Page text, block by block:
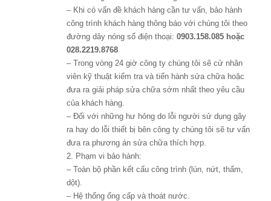
– Khi có vấn đề khách hàng cần tư vấn, bảo hành
công trình khách hàng thông báo với chúng tôi theo
đường dây nóng số điện thoại: 0903.158.085 hoặc
028.2219.8768
– Trong vòng 24 giờ công ty chúng tôi sẽ cử nhân
viên kỹ thuật kiểm tra và tiến hành sửa chữa hoặc
đưa ra giải pháp sửa chữa sớm nhất theo yêu cầu
của khách hàng.
– Đối với những hư hỏng do lỗi người sử dụng gây
ra hay do lỗi thiết bị bên công ty chúng tôi sẽ tư vấn
đưa ra phương án sửa chữa thích hợp.
2. Phạm vi bảo hành:
– Toàn bộ phần kết cấu công trình (lún, nứt, thấm,
dột).
– Hệ thống ống cấp và thoát nước.